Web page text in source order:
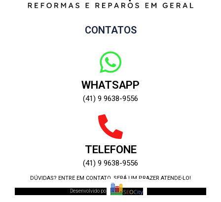
CONTATOS
WHATSAPP
(41) 9 9638-9556
TELEFONE
(41) 9 9638-9556
DÚVIDAS? ENTRE EM CONTATO, SERÁ UM PRAZER ATENDE-LO!
Desenvolvido por: